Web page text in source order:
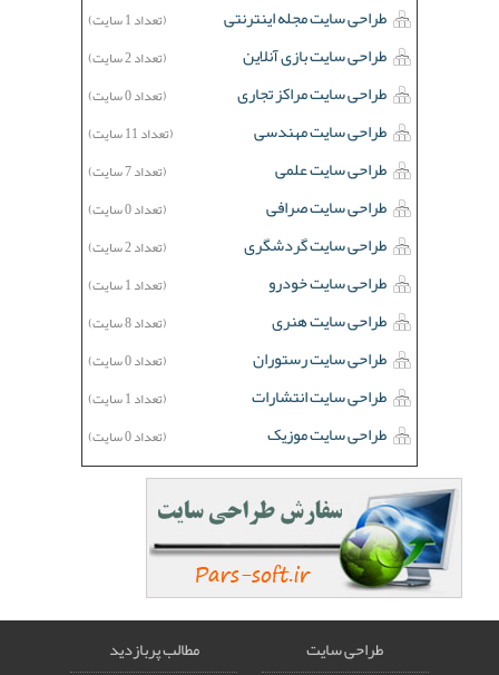
طراحی سایت مجله اینترنتی (تعداد 1 سایت)
طراحی سایت بازی آنلاین (تعداد 2 سایت)
طراحی سایت مراکز تجاری (تعداد 0 سایت)
طراحی سایت مهندسی (تعداد 11 سایت)
طراحی سایت علمی (تعداد 7 سایت)
طراحی سایت صرافی (تعداد 0 سایت)
طراحی سایت گردشگری (تعداد 2 سایت)
طراحی سایت خودرو (تعداد 1 سایت)
طراحی سایت هنری (تعداد 8 سایت)
طراحی سایت رستوران (تعداد 0 سایت)
طراحی سایت انتشارات (تعداد 1 سایت)
طراحی سایت موزیک (تعداد 0 سایت)
طراحی سایت
مطالب پربازدید